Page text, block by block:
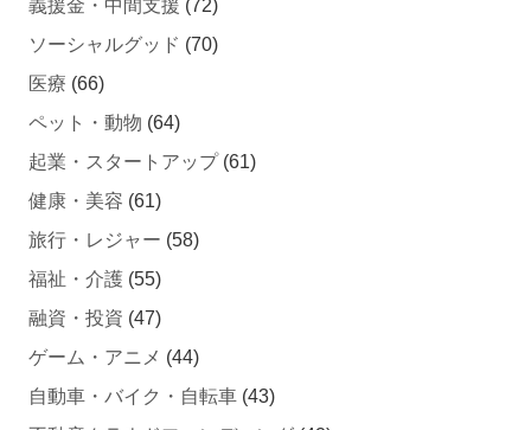
ソーシャルグッド (70)
医療(66)
ペット・動物
起業・スタートアップ
健康・美容 (61)
旅行・レジャー
福祉・介護(55)
融資・投資 (47)
ゲーム・アニメ
自動車・バイク・自転車
不動産クラウドファンディング